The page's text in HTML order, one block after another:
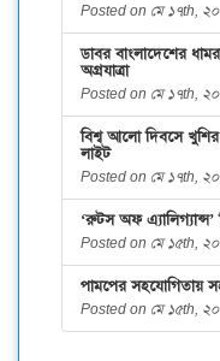
Posted on মে ১৭th,
ডাবর বাংলাদেশের
অগ্রযাত্রা
Posted on মে ১৭th,
বিশ্ব আলো দিবসে
লাইট
Posted on মে ১৭th,
‘রুটস অফ
Posted on মে ১৫th,
পামপের সহযোগিতায়
Posted on মে ১৫th,